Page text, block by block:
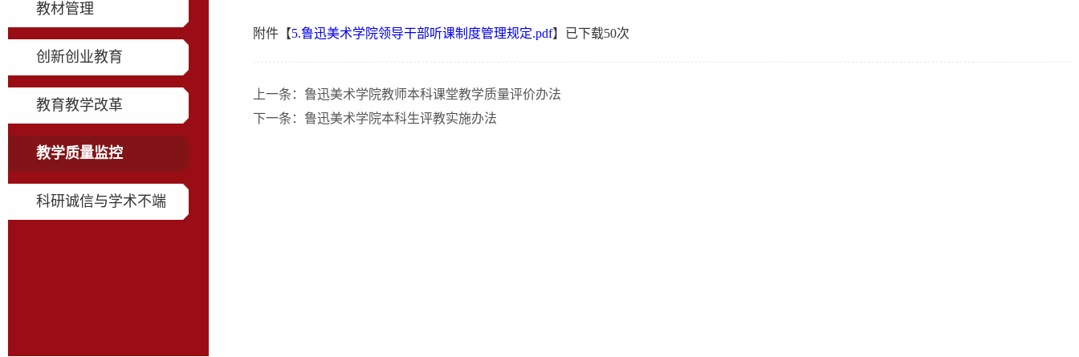
教材管理
创新创业教育
教育教学改革
教学质量监控
科研诚信与学术不端
附件【5.鲁迅美术学院领导干部听课制度管理规定.pdf】已下载50次
上一条： 鲁迅美术学院教师本科课堂教学质量评价办法
下一条： 鲁迅美术学院本科生评教实施办法